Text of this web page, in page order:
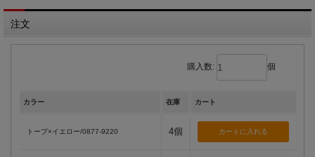
注文
購入数: 個
カラー 在庫 カート
トープ×イエロー/0877-9220 4個